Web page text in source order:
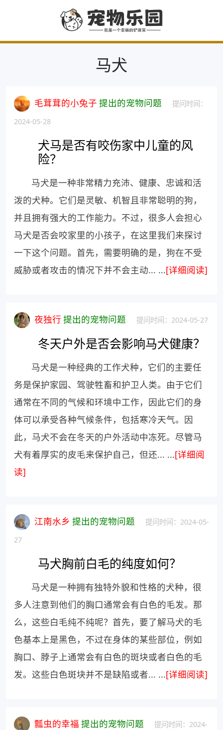
马犬
毛茸茸的小兔子 提出的宠物问题
提问时间：
2024-05-28
犬马是否有咬伤家中儿童的风
险？
马犬是一种非常精力充沛、健康、忠诚和活
泼的犬种。它们是灵敏、机智且非常聪明的狗，
并且拥有强大的工作能力。不过，很多人会担心
马犬是否会咬家里的小孩子，在这里我们来探讨
一下这个问题。首先，需要明确的是，狗在不受
威胁或者攻击的情况下并不会主动... ...[详细阅读]
夜独行 提出的宠物问题 提问时间：2024-05-27
冬天户外是否会影响马犬健康？
马犬是一种经典的工作犬种，它们的主要任
务是保护家园、驾驶牲畜和护卫人类。由于它们
通常在不同的气候和环境中工作，因此它们的身
体可以承受各种气候条件，包括寒冷天气。因
此，马犬不会在冬天的户外活动中冻死。尽管马
犬有着厚实的皮毛来保护自己，但还... ...[详细阅
读]
江南水乡 提出的宠物问题
提问时间：2024-05-
27
马犬胸前白毛的纯度如何？
马犬是一种拥有独特外貌和性格的犬种，很
多人注意到他们的胸口通常会有白色的毛发。那
么，这些白毛纯不纯呢？首先，要了解马犬的毛
色基本上是黑色，不过在身体的某些部位，例如
胸口、脖子上通常会有白色的斑块或者白色的毛
发。这些白色斑块并不是缺陷或者... ...[详细阅读]
瓢虫的幸福 提出的宠物问题
提问时间：2024-